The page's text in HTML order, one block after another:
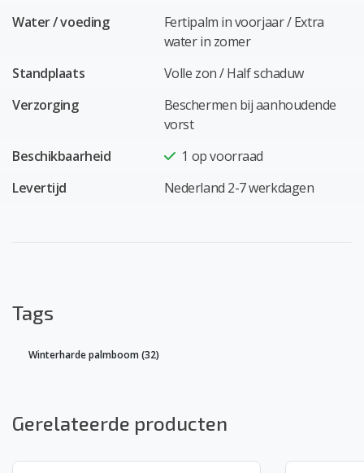
Water / voeding
Fertipalm in voorjaar / Extra
water in zomer
Standplaats
Volle zon / Half schaduw
Verzorging
Beschermen bij aanhoudende
vorst
Beschikbaarheid
1 op voorraad
Levertijd
Nederland 2-7 werkdagen
Tags
Winterharde palmboom(32)
Gerelateerde producten